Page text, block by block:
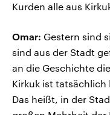
Kurden alle aus
Omar: Gestern sind
sind aus der Stadt
an die Geschichte
Kirkuk ist
Das heißt, in der